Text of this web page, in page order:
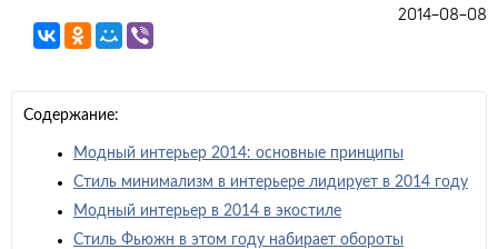
2014-08-08
Содержание:
Модный интерьер 2014: основные принципы
Стиль минимализм в интерьере лидирует в 2014 году
Модный интерьер в 2014 в экостиле
Стиль Фьюжн в этом году набирает обороты